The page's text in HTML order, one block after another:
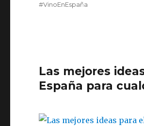
#VinoEnEspaña
Las mejores
España para